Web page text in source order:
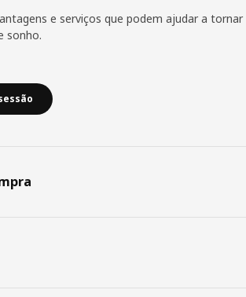
e serviços que podem ajudar a tornar
sonho.